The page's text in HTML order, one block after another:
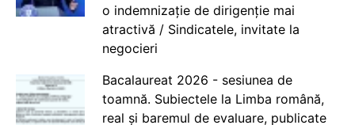
o indemnizație de dirigenție mai
atractivă / Sindicatele, invitate la
negocieri
Bacalaureat 2026 - sesiunea de
toamnă. Subiectele la Limba română,
real și baremul de evaluare, publicate